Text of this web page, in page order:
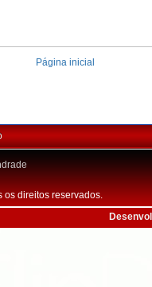
Página inicial
os direitos reservados.